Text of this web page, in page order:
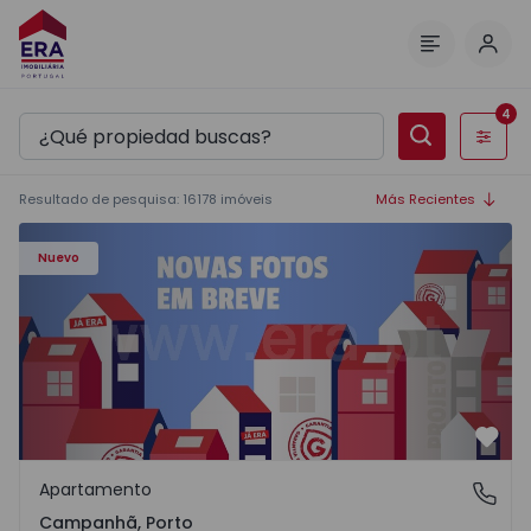
Filtros
4
Resultado de pesquisa: 16178 imóveis Más Recientes
Nuevo
Apartamento T3 Porto, Campanhã - 1575504 - 1
Campanhã, Porto
Apartamento
Campanhã, Porto